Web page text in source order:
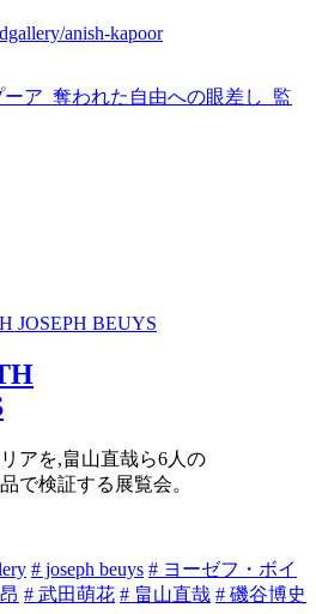
anish-kapoor
ア_奪われた自由への眼差し_監
アを,畠山直哉ら6人の
で検証する展覧会。
# joseph beuys # ヨーゼフ・ボイ
# 武田萌花 # 畠山直哉 # 磯谷博史